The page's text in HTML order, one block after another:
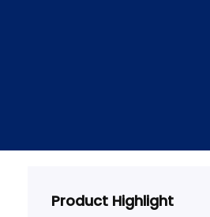
Product Highlight